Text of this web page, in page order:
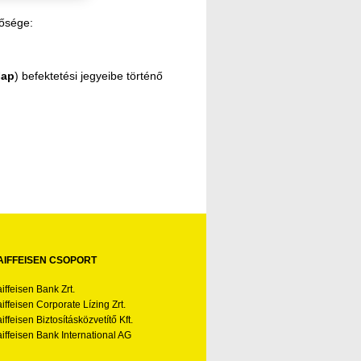
) befektetési jegyeibe történő
CSOPORT
Bank Zrt.
Corporate Lízing Zrt.
Biztosításközvetítő Kft.
Bank International AG